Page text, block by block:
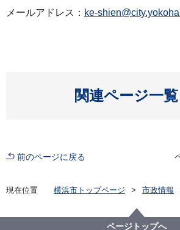
メールアドレス： ke-
関連ページ一覧
開く
前のページに戻る
現在位置 横浜市トップページ
市政情報
令和７年度「横浜市場場外マルシ
ページトップへ